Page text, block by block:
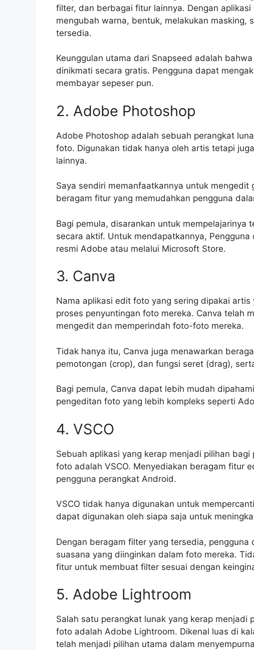
filter, dan berbagai fitur lainnya. Dengan
mengubah warna, bentuk, melakukan masking,
tersedia.
Keunggulan utama dari Snapseed adalah
dinikmati secara gratis. Pengguna dapat
membayar sepeser pun.
2. Adobe Photoshop
Adobe Photoshop adalah sebuah perangkat
foto. Digunakan tidak hanya oleh artis tetapi
lainnya.
Saya sendiri memanfaatkannya untuk
beragam fitur yang memudahkan pengguna
Bagi pemula, disarankan untuk mempelajarinya
secara aktif. Untuk mendapatkannya,
resmi Adobe atau melalui Microsoft Store.
3. Canva
Nama aplikasi edit foto yang sering dipakai
proses penyuntingan foto mereka. Canva telah
mengedit dan memperindah foto-foto mereka.
Tidak hanya itu, Canva juga menawarkan
pemotongan (crop), dan fungsi seret (drag),
Bagi pemula, Canva dapat lebih mudah
pengeditan foto yang lebih kompleks seperti
4. VSCO
Sebuah aplikasi yang kerap menjadi pilihan
foto adalah VSCO. Menyediakan beragam fitur
pengguna perangkat Android.
VSCO tidak hanya digunakan untuk
dapat digunakan oleh siapa saja untuk
Dengan beragam filter yang tersedia,
suasana yang diinginkan dalam foto mereka.
fitur untuk membuat filter sesuai dengan
5. Adobe Lightroom
Salah satu perangkat lunak yang kerap
foto adalah Adobe Lightroom. Dikenal luas di
telah menjadi pilihan utama dalam